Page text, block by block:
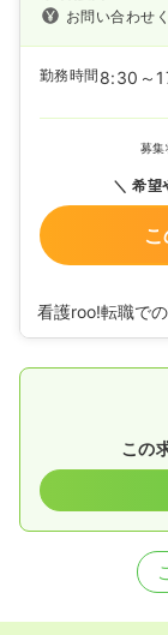
お問い合わせ
勤務時間 8:30～
募集
希望
看護roo!転職で
この